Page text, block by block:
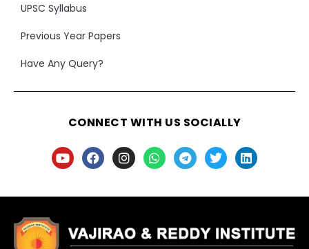
UPSC Syllabus
Previous Year Papers
Have Any Query?
CONNECT WITH US SOCIALLY